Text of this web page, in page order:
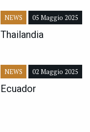
NEWS 05 Maggio 2025
Thailandia
NEWS 02 Maggio 2025
Ecuador